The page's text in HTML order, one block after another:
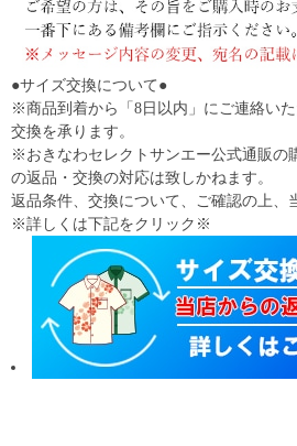
●サイズ交換について●
※商品到着から「8日以内」にご連絡い
交換を承ります。
※おきなわセレクトサンエー公式通販の
の返品・交換の対応は致しかねます。
返品条件、交換について、ご確認の上、
※詳しくは下記をクリック※